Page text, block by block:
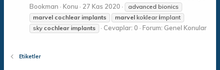
Bookman
Konu 27 Kas 2020
advanced bionics
marvel cochlear implants marvel koklear i̇mplant
sky cochlear implants Cevaplar: 0 Forum: Genel Konular
Etiketler